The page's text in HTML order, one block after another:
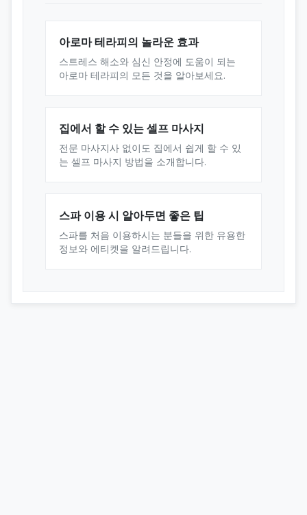
아로마 테라피의 놀라운 효과
스트레스 해소와 심신 안정에 도움이 되는
아로마 테라피의 모든 것을 알아보세요.
집에서 할 수 있는 셀프 마사지
전문 마사지사 없이도 집에서 쉽게 할 수 있
는 셀프 마사지 방법을 소개합니다.
스파 이용 시 알아두면 좋은 팁
스파를 처음 이용하시는 분들을 위한 유용한
정보와 에티켓을 알려드립니다.